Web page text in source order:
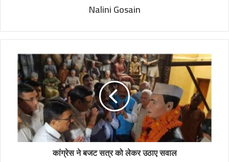
Nalini Gosain
कांग्रेस ने बजट सत्र को लेकर उठाए सवाल